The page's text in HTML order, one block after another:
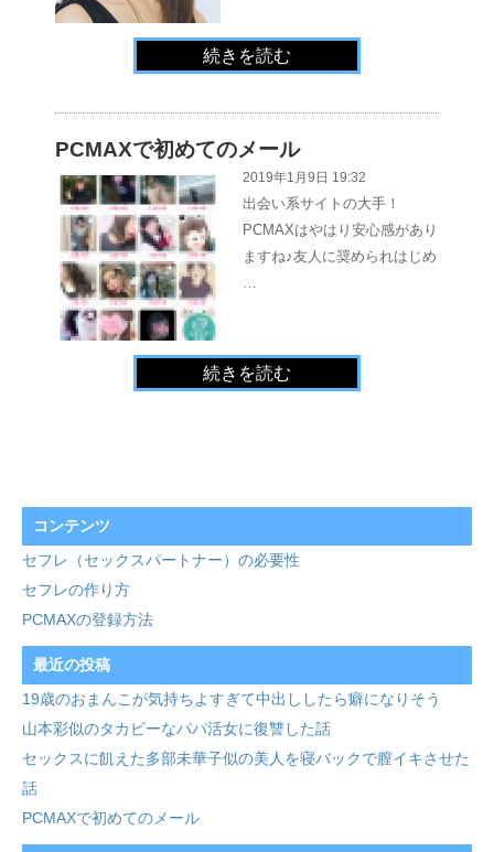
続きを読む
PCMAXで初めてのメール
2019年1月9日 19:32
出会い系サイトの大手！
PCMAXはやはり安心感があり
ますね♪友人に奨められはじめ
続きを読む
コンテンツ
セフレ（セックスパートナー）の必要性
セフレの作り方
PCMAXの登録方法
最近の投稿
19歳のおまんこが気持ちよすぎて中出ししたら癖になりそう
山本彩似のタカビーなパパ活女に復讐した話
セックスに飢えた多部未華子似の美人を寝バックで膣イキさせた
話
PCMAXで初めてのメール